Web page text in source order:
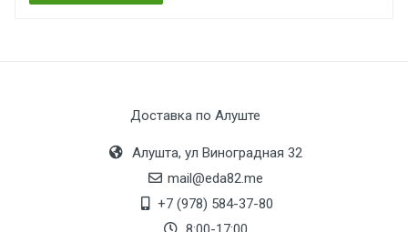
Доставка по Алуште
Алушта, ул Виноградная 32
mail@eda82.me
+7 (978) 584-37-80